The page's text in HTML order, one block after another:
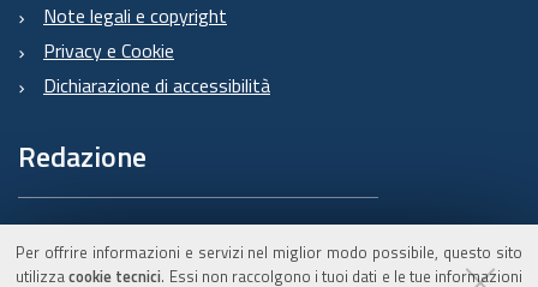
Per offrire informazioni e servizi nel miglior modo possibile, questo sito
utilizzacookie tecnici. Essi non raccolgono i tuoi dati e le tue informazioni
Note legali e copyright
Privacy e Cookie
Dichiarazione di accessibilità
Redazione
Informazioni sul Burert
e contatti